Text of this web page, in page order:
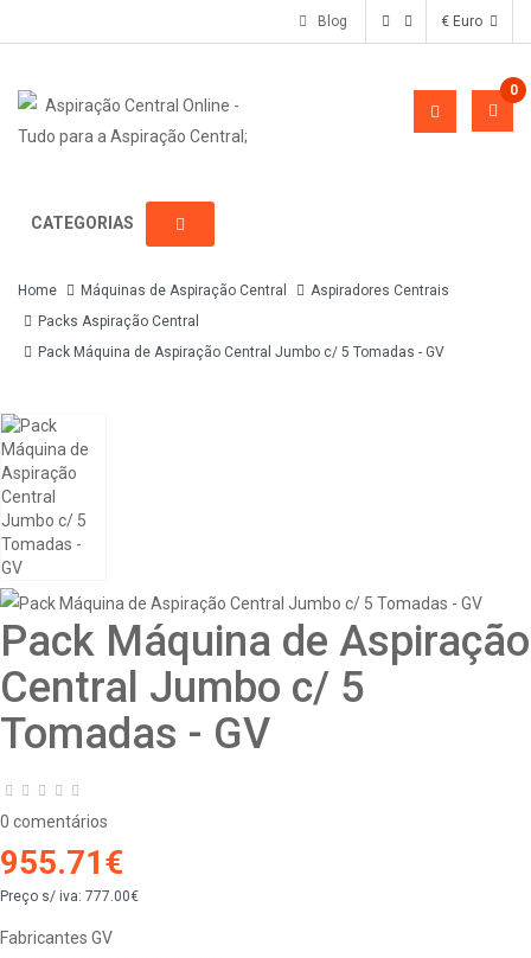
Blog
0
CATEGORIAS
Home Máquinas de Aspiração Central
Aspiradores Centrais
Packs Aspiração Central
Pack Máquina de Aspiração Central Jumbo c/ 5 Tomadas - GV
Pack Máquina de Aspiração
Central Jumbo c/ 5
Tomadas - GV
0 comentários
955.71€
Preço s/ iva: 777.00€
Fabricantes GV